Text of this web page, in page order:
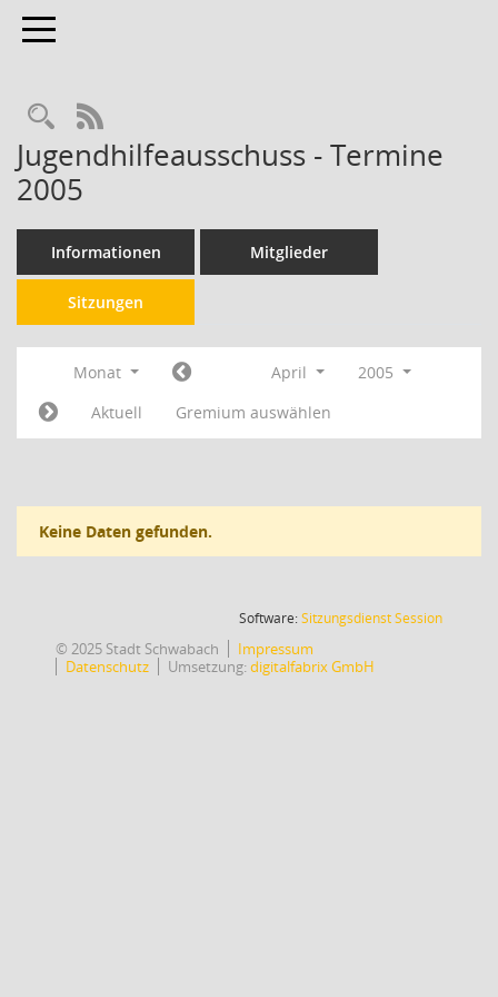
Toggle navigation
RSS-Feed
Jugendhilfeausschuss - Termine
2005
Informationen Mitglieder
Sitzungen
Monat April
2005
Aktuell
Gremium auswählen
Keine Daten gefunden.
Software:SitzungsdienstSession(Wird in
© 2025 Stadt Schwabach
Impressum
Datenschutz
Umsetzung:digitalfabrix GmbH